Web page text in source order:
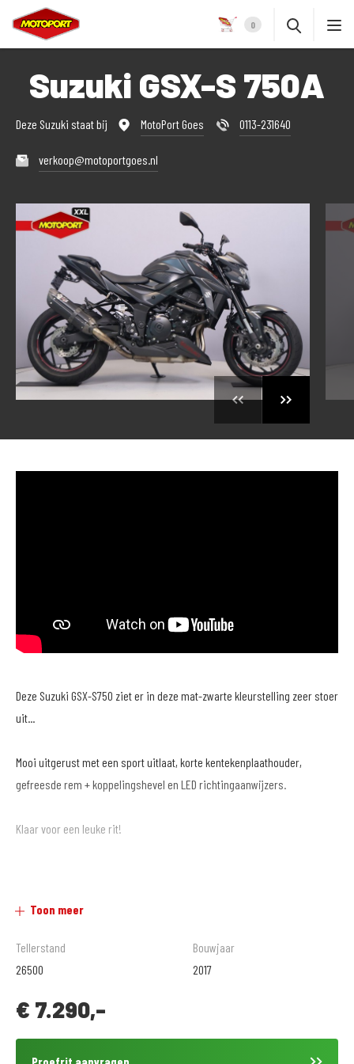
0
Suzuki GSX-S 750A
Deze Suzuki staat bij MotoPort Goes 0113-231640
verkoop@motoportgoes.nl
Deze Suzuki GSX-S750 ziet er in deze mat-zwarte kleurstelling zeer stoer
uit...
Mooi uitgerust met een sport uitlaat, korte kentekenplaathouder,
gefreesde rem + koppelingshevel en LED richtingaanwijzers.
Klaar voor een leuke rit!
www.motoport.nl/goes
Toon meer
Tellerstand
26500
Bouwjaar
2017
€ 7.290,-